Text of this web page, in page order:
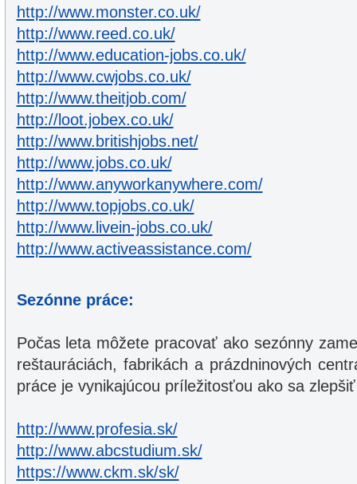
http://www.monster.co.uk/
http://www.reed.co.uk/
http://www.education-jobs.co.uk/
http://www.cwjobs.co.uk/
http://www.theitjob.com/
http://loot.jobex.co.uk/
http://www.britishjobs.net/
http://www.jobs.co.uk/
http://www.anyworkanywhere.com/
http://www.topjobs.co.uk/
http://www.livein-jobs.co.uk/
http://www.activeassistance.com/
Sezónne práce:
Počas leta môžete pracovať ako sezónny
reštauráciách, fabrikách a prázdninových
práce je vynikajúcou príležitosťou ako sa
http://www.profesia.sk/
http://www.abcstudium.sk/
https://www.ckm.sk/sk/